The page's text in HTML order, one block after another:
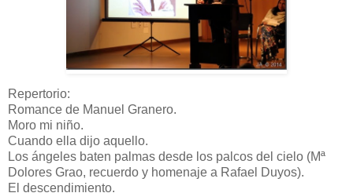
Repertorio:
Romance de Manuel Granero.
Moro mi niño.
Cuando ella dijo aquello.
Los ángeles baten palmas desde los palcos del cielo (Mª
Dolores Grao, recuerdo y homenaje a Rafael Duyos).
El descendimiento.